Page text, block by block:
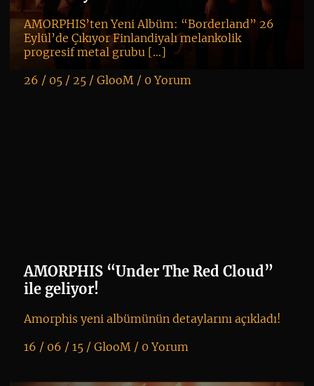
AMORPHIS’ten Yeni Albüm: “Borderland” 26
Eylül’de Çıkıyor Finlandiyalı melankolik
progresif metal grubu […]
26 / 05 / 25 / GlooM/ 0 Yorum
AMORPHIS “Under The Red Cloud”
ile geliyor!
Amorphis yeni albümünün detaylarını açıkladı!
16 / 06 / 15 / GlooM/ 0 Yorum